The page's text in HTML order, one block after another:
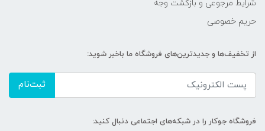
شرایط مرجوعی و بازگشت وجه
حریم خصوصی
از تخفیف‌ها و جدیدترین‌های فروشگاه ما باخبر شوید:
ثبت‌نام
فروشگاه جوکار را در شبکه‌های اجتماعی دنبال کنید: